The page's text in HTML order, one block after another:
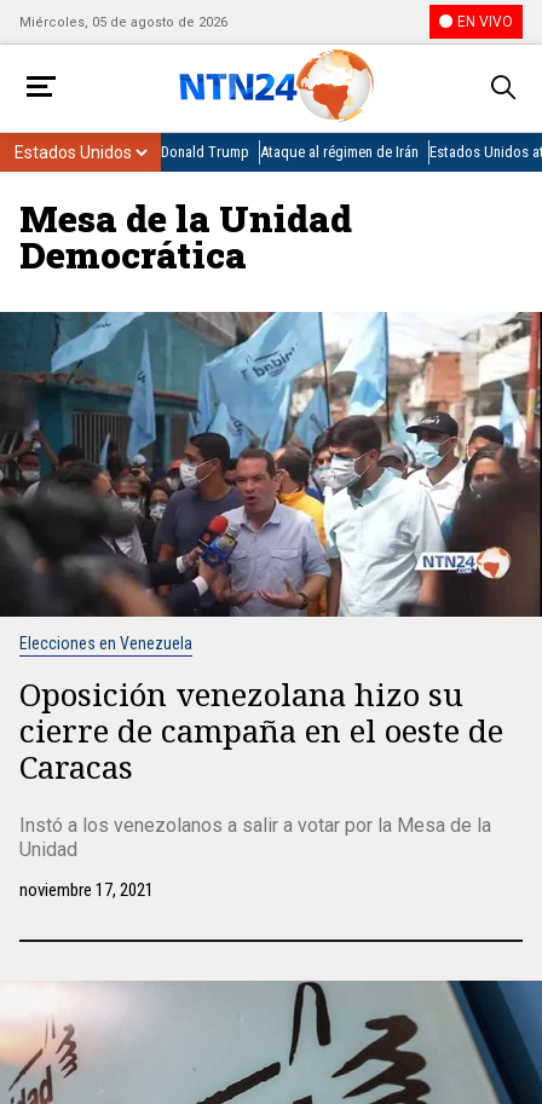
Miércoles, 05 de agosto de 2026 EN VIVO
Donald Trump Ataque al régimen de Irán Estados Unidos
Mesa de la Unidad
Democrática
Elecciones en Venezuela
Oposición venezolana hizo su
cierre de campaña en el oeste de
Caracas
Instó a los venezolanos a salir a votar por la Mesa de la
Unidad
noviembre 17, 2021